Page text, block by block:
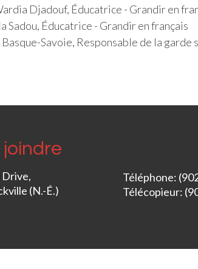
Djadouf, Éducatrice - Grandir en
Sadou, Éducatrice - Grandir en français
Basque-Savoie, Responsable de la
joindre
Drive,
(N.-É.)
Téléphone:
Télécopieur: